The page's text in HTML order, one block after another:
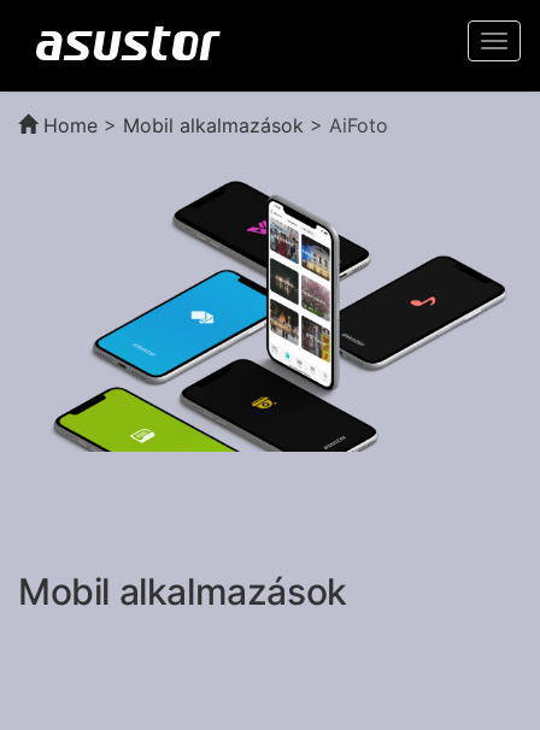
Home > Mobil alkalmazások > AiFoto
Mobil alkalmazások